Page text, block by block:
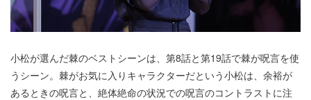
小松が選んだ棘のベストシーンは、第8話と第19話で棘が呪言を使
うシーン。棘がお気に入りキャラクターだという小松は、余裕が
あるときの呪言と、絶体絶命の状況での呪言のコントラストに注